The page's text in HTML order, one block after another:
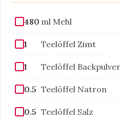
480 ml Mehl
1 Teelöffel Zimt
1 Teelöffel Backpulver
0.5 Teelöffel Natron
0.5 Teelöffel Salz